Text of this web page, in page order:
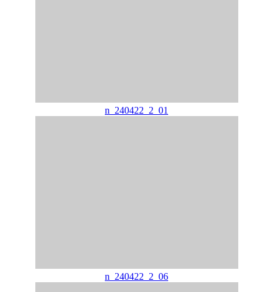
n_240422_2_01
n_240422_2_06